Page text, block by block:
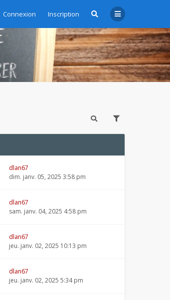
Connexion Inscription
dlan67
dim. janv. 05, 2025 3:58 pm
dlan67
sam. janv. 04, 2025 4:58 pm
dlan67
jeu. janv. 02, 2025 10:13 pm
dlan67
jeu. janv. 02, 2025 5:34 pm